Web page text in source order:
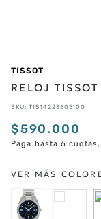
TISSOT
RELOJ
SKU: T1514223605100
$590.000
Paga hasta 6